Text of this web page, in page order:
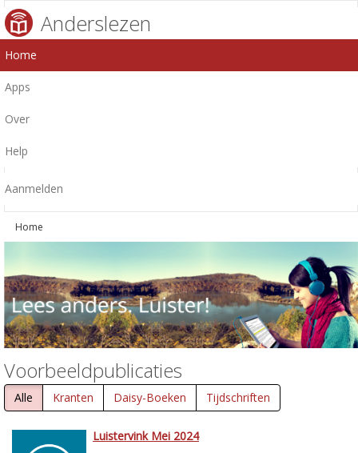
Anderslezen
Home
Apps
Over
Help
Aanmelden
Home
Voorbeeldpublicaties
Alle Kranten Daisy-Boeken Tijdschriften
Luistervink Mei 2024